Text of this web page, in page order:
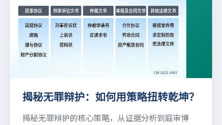
揭秘无罪辩护：如何用策略扭转乾坤？
揭秘无罪辩护的核心策略，从证据分析到庭审博